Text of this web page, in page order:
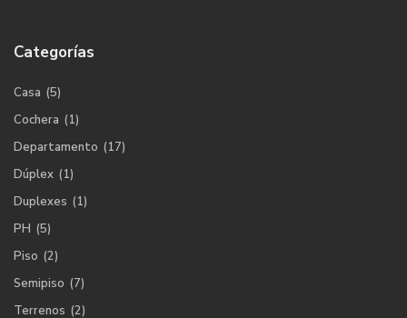
Categorías
Casa (5)
Cochera (1)
Departamento (17)
Dúplex (1)
Duplexes (1)
PH (5)
Piso (2)
Semipiso (7)
Terrenos (2)